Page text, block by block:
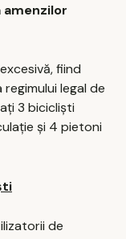
fiind
legal de
3 bicicliști
și 4 pietoni
de